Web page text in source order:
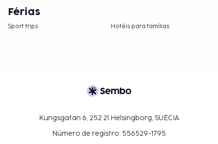
Férias
Sport trips Hotéis para famílias
Kungsgatan 6, 252 21 Helsingborg, SUÉCIA
Número de registro: 556529-1795